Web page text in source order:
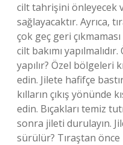
cilt tahrişini önleyecek
sağlayacaktır. Ayrıca,
çok geç geri
cilt bakımı
yapılır? Özel bölgeleri
edin. Jilete hafifçe
kılların çıkış yönünde
edin. Bıçakları temiz
sonra jileti durulayın.
sürülür? Tıraştan